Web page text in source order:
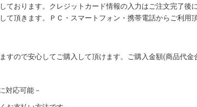
ております。クレジットカード情報の入力はご注文完了後
頂きます。ＰＣ・スマートフォン・携帯電話からご利用頂
すので安心してご購入して頂けます。ご購入金額(商品代
対応可能－